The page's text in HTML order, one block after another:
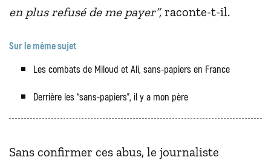
en plus refusé de me payer”, raconte-t-il.
Sur le même sujet
Les combats de Miloud et Ali, sans-papiers en France
Derrière les “sans-papiers”, il y a mon père
Sans confirmer ces abus, le journaliste